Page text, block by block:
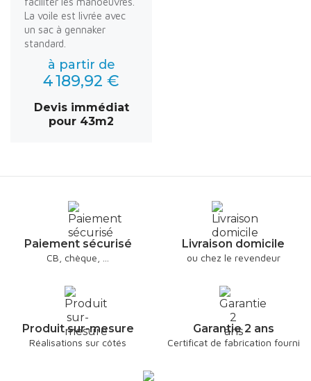
La voile est livrée avec
un sac à gennaker
standard.
à partir de
4 189,92 €
Devis immédiat
pour 43m2
Paiement sécurisé
CB, chèque, ...
Livraison domicile
ou chez le revendeur
Produit sur-mesure
Réalisations sur côtés
Garantie 2 ans
Certificat de fabrication fourni